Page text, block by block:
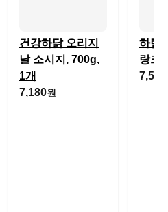
건강하닭 오리지
날 소시지, 700g,
1개
7,180원
하림
랑크
7,540